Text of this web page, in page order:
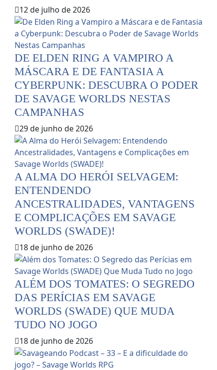
12 de julho de 2026
DE ELDEN RING A VAMPIRO A
MÁSCARA E DE FANTASIA A
CYBERPUNK: DESCUBRA O PODER
DE SAVAGE WORLDS NESTAS
CAMPANHAS
29 de junho de 2026
A ALMA DO HERÓI SELVAGEM:
ENTENDENDO
ANCESTRALIDADES, VANTAGENS
E COMPLICAÇÕES EM SAVAGE
WORLDS (SWADE)!
18 de junho de 2026
ALÉM DOS TOMATES: O SEGREDO
DAS PERÍCIAS EM SAVAGE
WORLDS (SWADE) QUE MUDA
TUDO NO JOGO
18 de junho de 2026